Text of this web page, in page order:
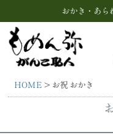
おかき・あら
HOME お祝 おかき